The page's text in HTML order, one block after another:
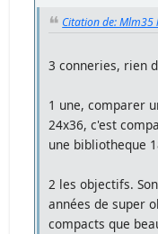
Citation de: Mlm35
3 conneries, rien
1 une, comparer
24x36, c'est
une bibliotheque
2 les objectifs.
années de super
compacts que